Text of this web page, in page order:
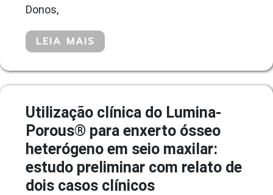
Donos,
LEIA MAIS
Utilização clínica do Lumina-
Porous® para enxerto ósseo
heterógeno em seio maxilar:
estudo preliminar com relato de
dois casos clínicos